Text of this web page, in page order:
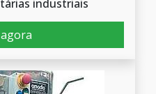
industriais